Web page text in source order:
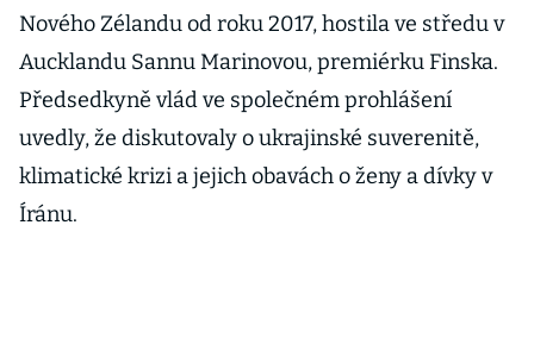
Nového Zélandu od roku 2017, hostila ve středu v
Aucklandu Sannu Marinovou, premiérku Finska.
Předsedkyně vlád ve společném prohlášení
uvedly, že diskutovaly o ukrajinské suverenitě,
klimatické krizi a jejich obavách o ženy a dívky v
Íránu.